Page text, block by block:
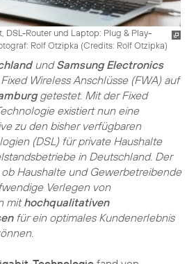
DSL-Router und Laptop: Plug & Play-
Rolf Otzipka (Credits: Rolf Otzipka)
undSamsung Electronics
Wireless Anschlüsse (FWA) auf
getestet. Mit der Fixed
existiert nun eine
zu den bisher verfügbaren
(DSL) für private Haushalte
in Deutschland. Der
ob Haushalte und Gewerbetreibende
Verlegen von
mithochqualitativen
für ein optimales Kundenerlebnis